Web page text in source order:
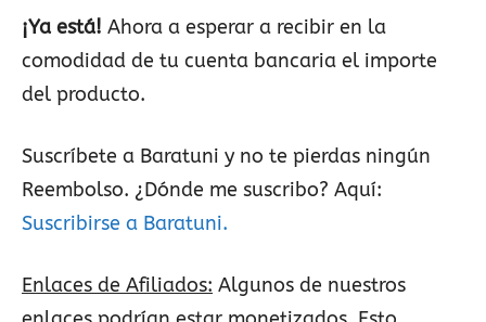
¡Ya está! Ahora a esperar a recibir en la
comodidad de tu cuenta bancaria el importe
del producto.
Suscríbete a Baratuni y no te pierdas ningún
Reembolso. ¿Dónde me suscribo? Aquí:
Suscribirse a Baratuni.
Enlaces de Afiliados: Algunos de nuestros